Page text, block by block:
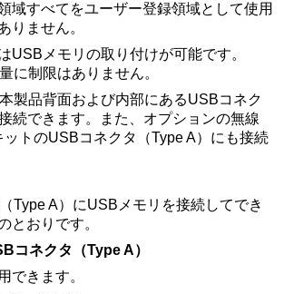
域すべてをユーザー登録領域として使用
りません。
USBメモリの取り付けが可能です。
に制限はありません。
製品背面および内部にあるUSBコネク
続できます。また、オプションの無線
ットのUSBコネクタ（Type A）にも接続
Type A）にUSBメモリを接続してでき
とおりです。
コネクタ（Type A）
できます。